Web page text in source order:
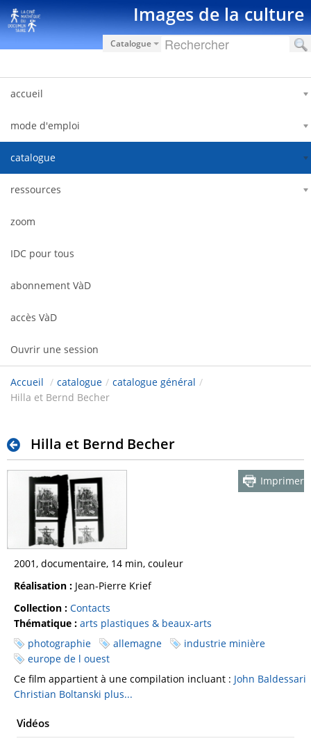
Saut au contenu Images de la culture
Catalogue
accueil
mode d'emploi
catalogue
ressources
zoom
IDC pour tous
abonnement VàD
accès VàD
Ouvrir une session
Accueil / catalogue / catalogue général /
Hilla et Bernd Becher
Hilla et Bernd Becher
Imprimer
2001, documentaire, 14 min, couleur
Réalisation : Jean-Pierre Krief
Collection : Contacts
Thématique : arts plastiques & beaux-arts
photographie
allemagne
industrie minière
europe de l ouest
Ce film appartient à une compilation incluant : John Baldessari
Christian Boltanski plus...
Vidéos